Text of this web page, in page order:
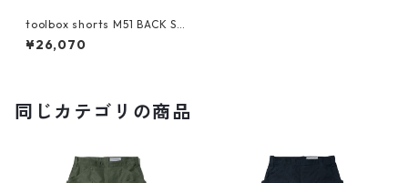
toolbox shorts M51 BACK SA
TEEN
¥26,070
同じカテゴリの商品